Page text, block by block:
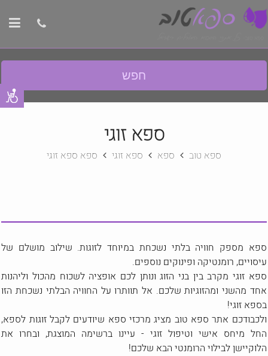
חפש
ספא זוגי
ספא טוב ספא ספא זוגי ספא ספא זוגי
ספא מספק חוויה בלתי נשכחת במיוחד לזוגות. שילוב מושלם של
עיסויים, רומנטיקה ופינוקים נוספים.
ספא זוגי מקרב בין בני הזוג ונותן לכם אופציה לשכוח מהכול וליהנות
אחד מהשני ומהזוגיות שלכם. אל תוותרו על החוויה הבלתי נשכחת הזו
בספא זוגי!
ולכבודכם אתר ספא טוב מציג מרכזי ספא שיודעים לקבל זוגות לספא,
החל מיחס אישי וטיפול זוגי - עיינו ברשימה המוצגת, ובחרו את
הלוקיישן לבילוי הרומנטי הבא שלכם!